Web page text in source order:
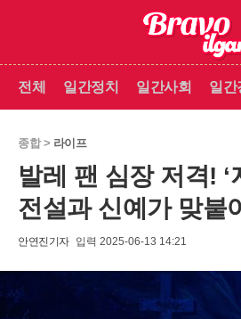
전체 일간정치 일간사회 일간
종합 > 라이프
발레 팬 심장 저격! ‘
전설과 신예가 맞붙
안연진기자 입력 2025-06-13 14:21